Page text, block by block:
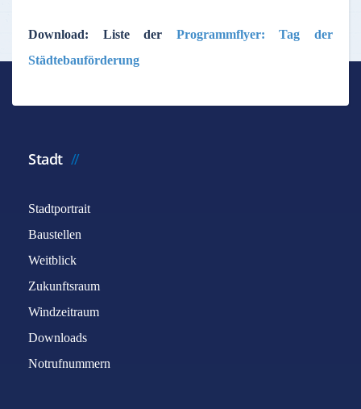
Download: Liste der Programmflyer: Tag der
Städtebauförderung
Stadt
Stadtportrait
Baustellen
Weitblick
Zukunftsraum
Windzeitraum
Downloads
Notrufnummern